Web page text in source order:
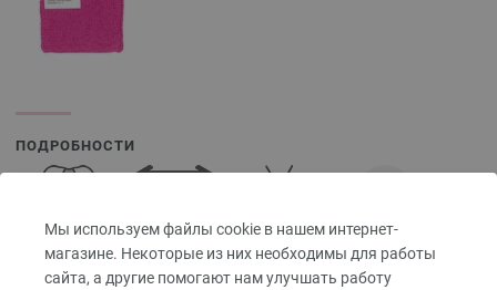
Мы используем файлы cookie в нашем интернет-
магазине. Некоторые из них необходимы для работы
сайта, а другие помогают нам улучшать работу
ПОДРОБНОСТИ
за 50 гр
10 x 10 см
30 рядов, 22
петель